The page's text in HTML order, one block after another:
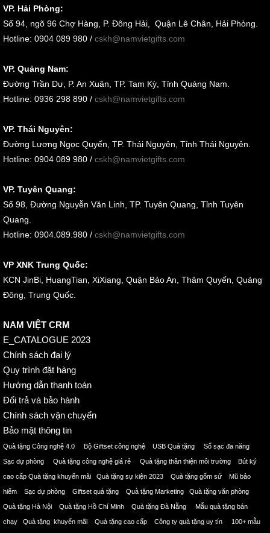
VP. Hải Phòng:
Số 94, ngõ 96 Chợ Hàng, P. Đông Hải, Quận Lê Chân, Hải Phòng.
Hotline: 0904 089 980 / cskh@namvietgifts.com
VP. Quảng Nam:
Đường Trần Dư, P. An Xuân, TP. Tam Kỳ, Tỉnh Quảng Nam.
Hotline: 0936 298 890 / cskh@namvietgifts.com
VP. Thái Nguyên:
Đường Lương Ngọc Quyến, TP. Thái Nguyên, Tỉnh Thái Nguyên.
Hotline: 0904 089 980 / cskh@namvietgifts.com
VP. Tuyên Quang:
Số 98, Đường Nguyễn Văn Linh, TP. Tuyên Quang, Tỉnh Tuyên
Quang.
Hotline: 0904.089.980 / cskh@namvietgifts.com
VP XNK Trung Quốc:
KCN JinBi, HuangTian, XiXiang, Quận Bảo An, Thâm Quyến, Quảng
Đông, Trung Quốc.
NAM VIỆT CRM
E_CATALOGUE 2023
Chính sách đại lý
Quy trình đặt hàng
Hướng dẫn thanh toán
Đổi trả và bảo hành
Chính sách vận chuyển
Bảo mật thông tin
Quà tặng Công nghệ 4.0 Bộ Giftset công nghệ USB Quà tặng Sổ sạc đa năng
Sạc dự phòng Quà tặng công nghệ giá rẻ Quà tặng thân thiện môi trường Bút ký
cao cấp Quà tặng khuyến mãi Quà tặng sự kiện 2023 Quà tặng gốm sứ Mũ bảo
hiểm Sạc dự phòng Giftset quà tặng Quà tặng Marketing Quà tặng văn phòng
Quà tặng Hà Nội Quà tặng Hồ Chí Minh Quà tặng Đà Nẵng Mẫu quà tặng bán
chạy Quà tặng khuyến mãi Quà tặng cao cấp Công ty quà tặng uy tín 100+ mẫu